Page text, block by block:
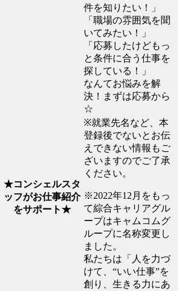
★コンシェルスタ
ッフがお仕事紹介
をサポート★
件を知りたい！」
「職場の雰囲気を聞
いてみたい！」
「応募したけどもっ
と条件に合う仕事を
探している！」
なんてお悩みを解
決！まずは応募から
☆
※就業先名など、本
登録後でないとお伝
えできない情報もご
ざいますのでご了承
ください。
※2022年12月をもっ
て綜合キャリアグル
ープはキャムコムグ
ループに名称変更し
ました。
私たちは「人を力づ
けて、“いい仕事”を
創り、生きる力にあ